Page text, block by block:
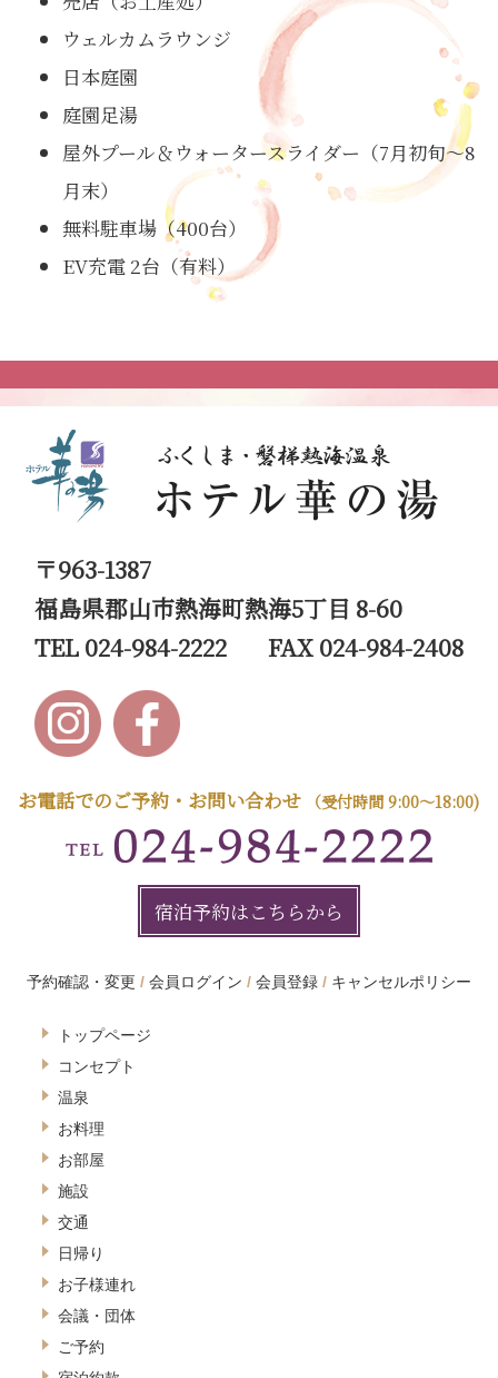
ウェルカムラウンジ
日本庭園
庭園足湯
屋外プール＆ウォータースライダー（7月初旬～8
月末）
無料駐車場（400台）
EV充電 2台（有料）
〒963-1387
福島県郡山市熱海町熱海5丁目 8-60
TEL 024-984-2222
FAX 024-984-2408
お電話でのご予約・お問い合わせ （受付時間 9:00～18:00)
宿泊予約はこちらから
予約確認・変更 会員ログイン 会員登録 キャンセルポリシー
トップページ
コンセプト
温泉
お料理
お部屋
施設
交通
日帰り
お子様連れ
会議・団体
ご予約